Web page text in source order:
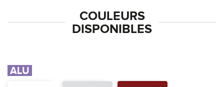
COULEURS
DISPONIBLES
ALU